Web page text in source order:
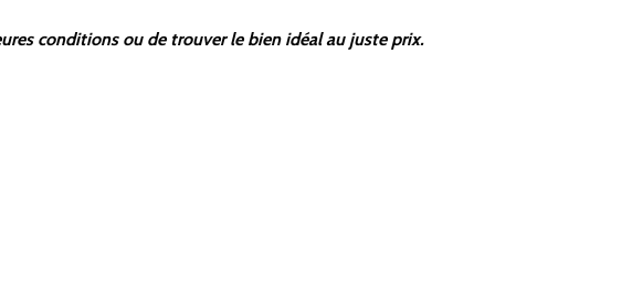
conditions ou de trouver le bien idéal au juste prix.